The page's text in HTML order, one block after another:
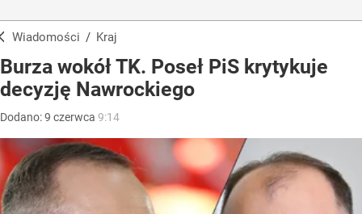
Wiadomości / Kraj
Burza wokół TK. Poseł PiS krytykuje
decyzję Nawrockiego
Dodano:9 czerwca 9:14